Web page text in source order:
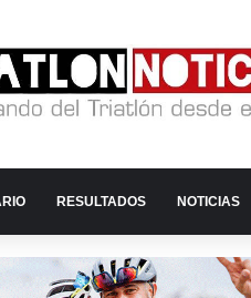
RESULTADOS NOTICIAS